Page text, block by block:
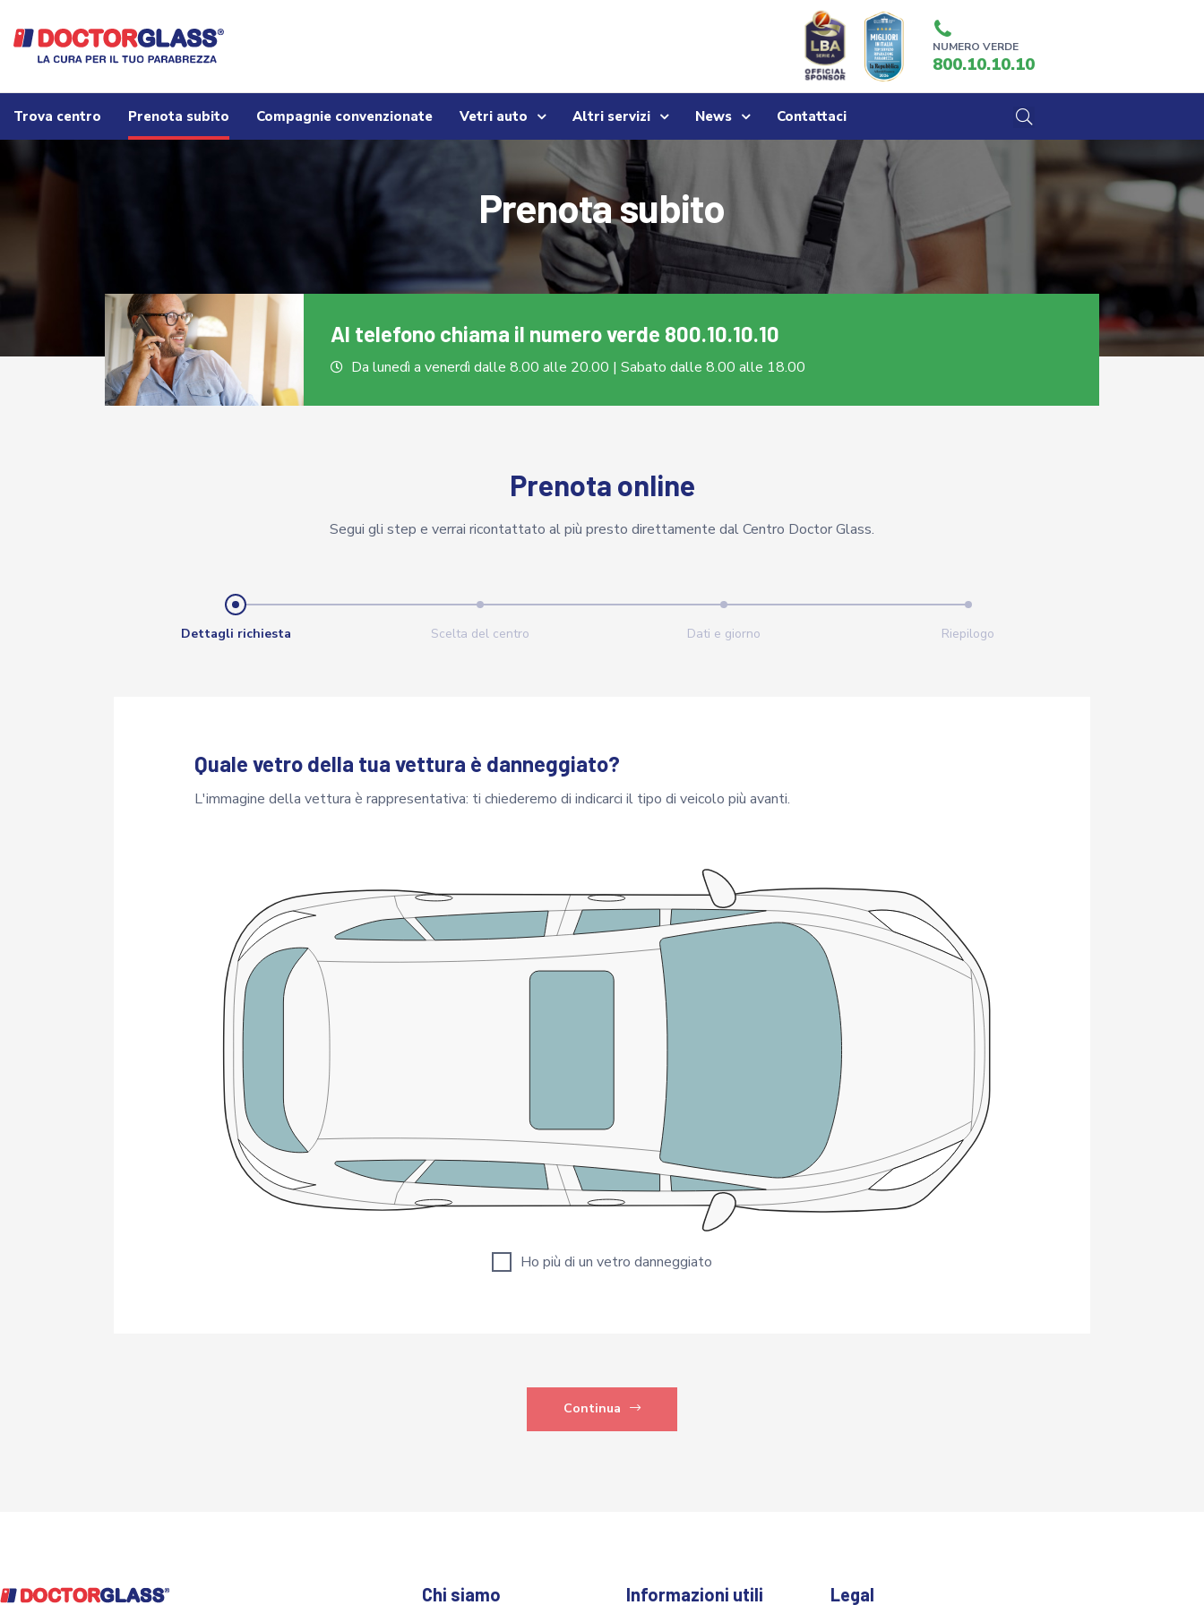
NUMERO VERDE
800.10.10.10
Trova centro Prenota subito Compagnie convenzionate Vetri auto Altri servizi News Contattaci
Prenota subito
Al telefono chiama il numero verde 800.10.10.10
Da lunedì a venerdì dalle 8.00 alle 20.00 | Sabato dalle 8.00 alle 18.00
Prenota online
Segui gli step e verrai ricontattato al più presto direttamente dal Centro Doctor Glass.
Dettagli richiesta Scelta del centro Dati e giorno Riepilogo
Quale vetro della tua vettura è danneggiato?
L'immagine della vettura è rappresentativa: ti chiederemo di indicarci il tipo di veicolo più avanti.
Ho più di un vetro danneggiato
Continua
Chi siamo Informazioni utili Legal